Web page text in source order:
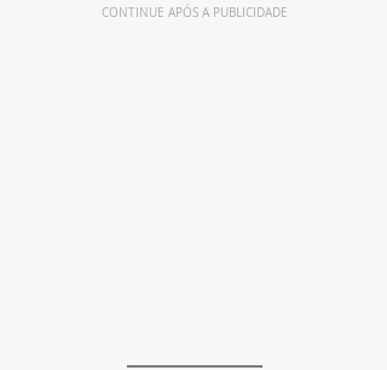
CONTINUE APÓS A PUBLICIDADE